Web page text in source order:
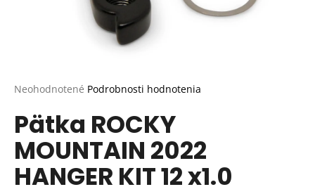
Priemerné
produktu
je
0,0
5
hviezdičiek.
Neohodnotené Podrobnosti hodnotenia
Pätka ROCKY
MOUNTAIN 2022
HANGER KIT 12 x1.0